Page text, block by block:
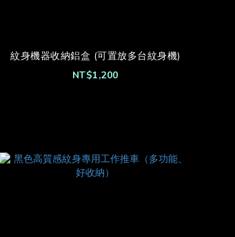
紋身機器收納鋁盒 (可置放多台紋身機)
NT$1,200